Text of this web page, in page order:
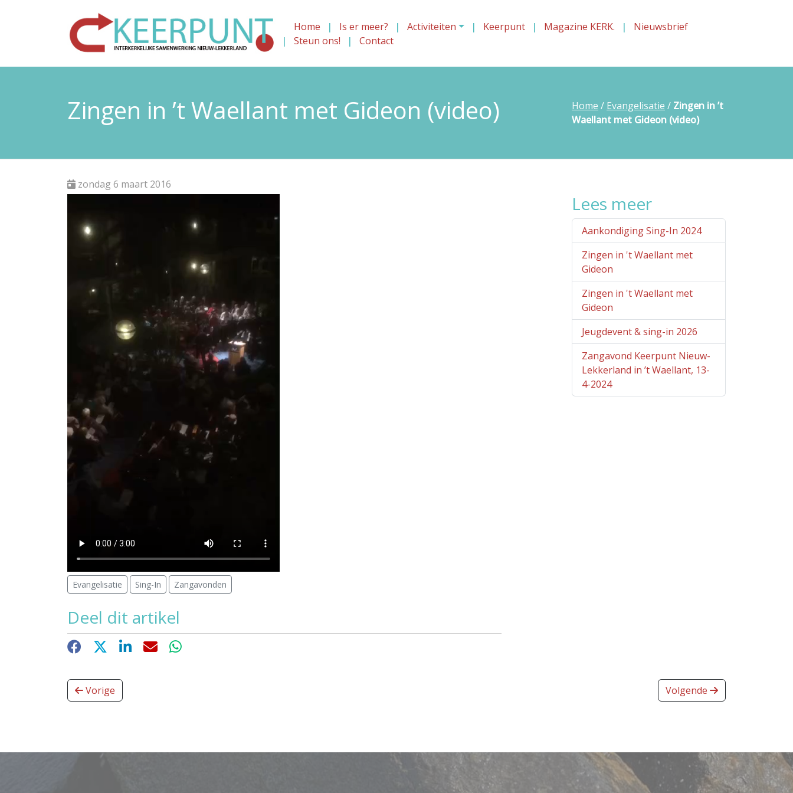
Home Is er meer? Activiteiten Keerpunt Magazine KERK.
Nieuwsbrief
Steun ons!
Contact
Zingen in ’t Waellant met Gideon (video) Home / Evangelisatie / Zingen in ’t
Waellant met Gideon (video)
zondag 6 maart 2016
Evangelisatie Sing-In Zangavonden
Deel dit artikel
Facebook LinkedInE-mailWhatsApp
Lees meer
Aankondiging Sing-In 2024
Zingen in 't Waellant met
Gideon
Zingen in 't Waellant met
Gideon
Jeugdevent & sing-in 2026
Zangavond Keerpunt Nieuw-
Lekkerland in ’t Waellant, 13-
4-2024
Vorige Volgende